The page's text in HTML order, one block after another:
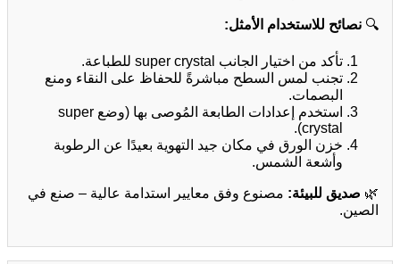
🔍 نصائح للاستخدام الأمثل:
تأكد من اختيار الجانب super crystal للطباعة.
تجنب لمس السطح مباشرةً للحفاظ على النقاء ومنع
البصمات.
استخدم إعدادات الطابعة المُوصى بها (وضع super
crystal).
خزن الورق في مكان جيد التهوية بعيدًا عن الرطوبة
وأشعة الشمس.
🌿 صديق للبيئة: مصنوع وفق معايير استدامة عالية – صنع في
الصين.